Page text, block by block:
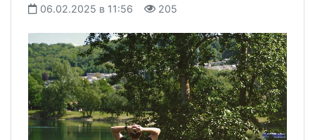
06.02.2025 в 11:56 205